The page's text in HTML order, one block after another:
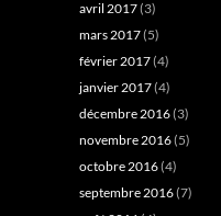
avril 2017(3)
mars 2017(5)
février 2017(4)
janvier 2017(4)
décembre 2016(3)
novembre 2016(5)
octobre 2016(4)
septembre 2016(7)